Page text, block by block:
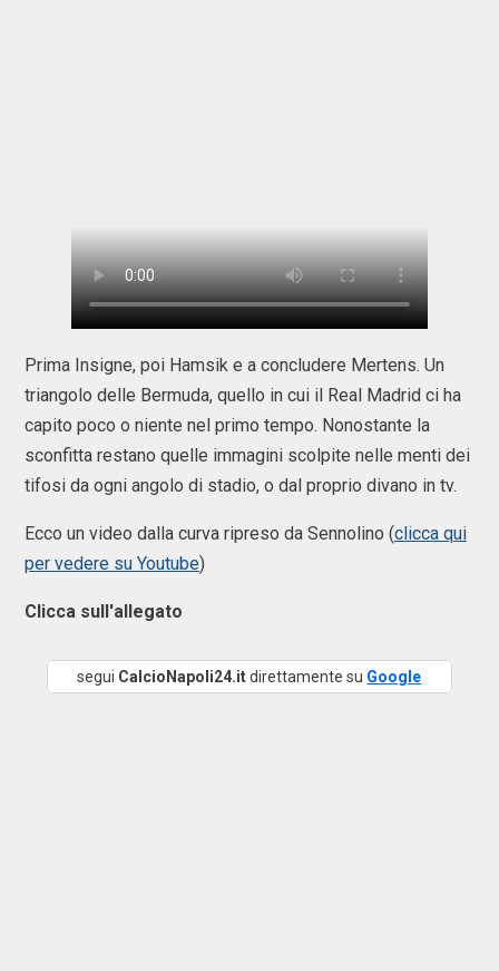
Prima Insigne, poi Hamsik e a concludere Mertens. Un
triangolo delle Bermuda, quello in cui il Real Madrid ci ha
capito poco o niente nel primo tempo. Nonostante la
sconfitta restano quelle immagini scolpite nelle menti dei
tifosi da ogni angolo di stadio, o dal proprio divano in tv.
Ecco un video dalla curva ripreso da Sennolino (clicca qui
per vedere su Youtube)
Clicca sull'allegato
segui CalcioNapoli24.itdirettamente su Google